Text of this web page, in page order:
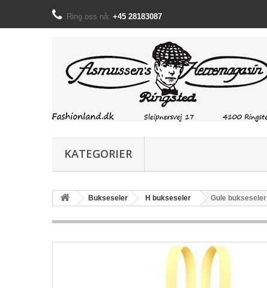
Ring oss nå: +45 28183087
KATEGORIER
Bukseseler H bukseseler Gule bukseseler